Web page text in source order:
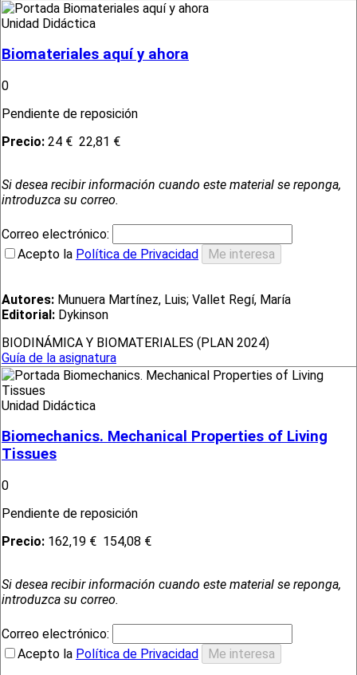
Unidad Didáctica
Biomateriales aquí y ahora
0
Pendiente de reposición
Precio: 24 € 22,81 €
Si desea recibir información cuando este material se reponga,
introduzca su correo.
Correo electrónico:
Acepto la Política de Privacidad
Autores: Munuera Martínez, Luis; Vallet Regí, María
Editorial: Dykinson
BIODINÁMICA Y BIOMATERIALES (PLAN 2024)
Guía de la asignatura
Unidad Didáctica
Biomechanics. Mechanical Properties of Living
Tissues
0
Pendiente de reposición
Precio: 162,19 € 154,08 €
Si desea recibir información cuando este material se reponga,
introduzca su correo.
Correo electrónico:
Acepto la Política de Privacidad